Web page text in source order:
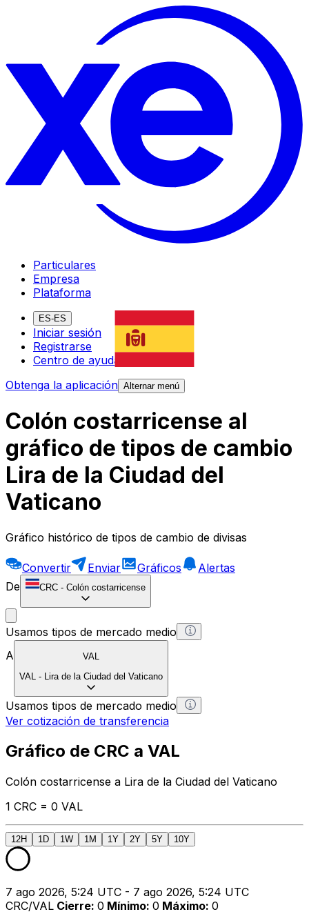
Particulares
Empresa
Plataforma
ES-ES
Iniciar sesión
Registrarse
Centro de ayuda
Obtenga la aplicación Alternar menú
Colón costarricense al
gráfico de tipos de cambio
Lira de la Ciudad del
Vaticano
Gráfico histórico de tipos de cambio de divisas
Convertir Enviar Gráficos
Alertas
De
CRC - Colón costarricense
Usamos tipos de mercado medio
A
VAL
VAL - Lira de la Ciudad del Vaticano
Usamos tipos de mercado medio
Ver cotización de transferencia
Gráfico de CRC a VAL
Colón costarricense a Lira de la Ciudad del Vaticano
1 CRC = 0 VAL
12H 1D 1W 1M 1Y 2Y 5Y 10Y
7 ago 2026, 5:24 UTC - 7 ago 2026, 5:24 UTC
CRC/VAL Cierre: 0 Mínimo: 0 Máximo: 0